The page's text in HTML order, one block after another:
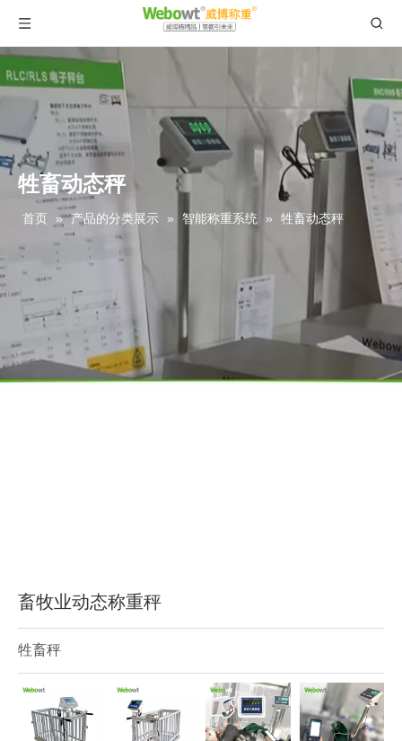
牲畜动态秤
首页 » 产品的分类展示 » 智能称重系统 » 牲畜动态秤
畜牧业动态称重秤
牲畜秤